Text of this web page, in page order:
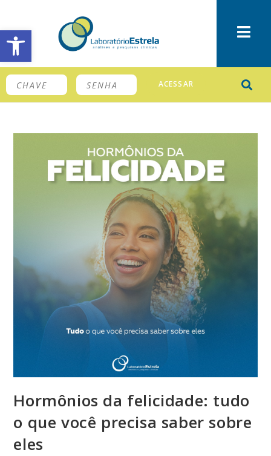
Barra de Ferramentas Aberta
ACESSAR
Hormônios da felicidade: tudo
o que você precisa saber sobre
eles